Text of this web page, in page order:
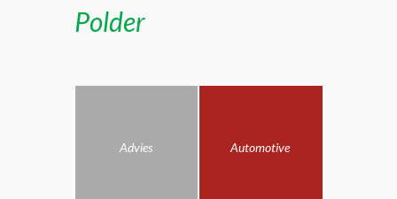
Polder
Advies Automotive